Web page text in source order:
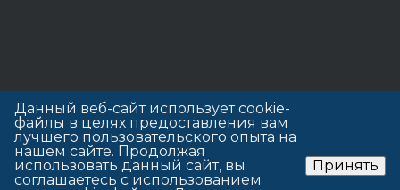
Данный веб-сайт использует cookie-
файлы в целях предоставления вам
лучшего пользовательского опыта на
нашем сайте. Продолжая
использовать данный сайт, вы
соглашаетесь с использованием
Принять